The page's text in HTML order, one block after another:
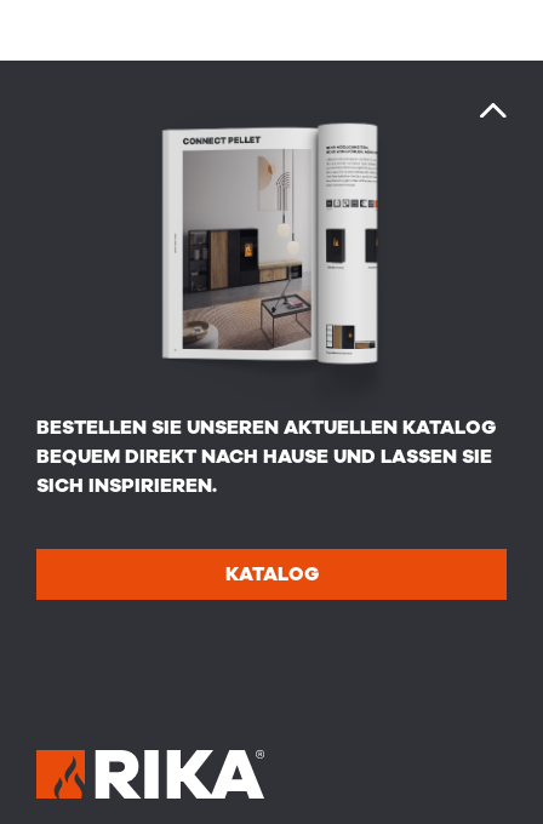
BESTELLEN SIE UNSEREN AKTUELLEN KATALOG
BEQUEM DIREKT NACH HAUSE UND LASSEN SIE
SICH INSPIRIEREN.
KATALOG